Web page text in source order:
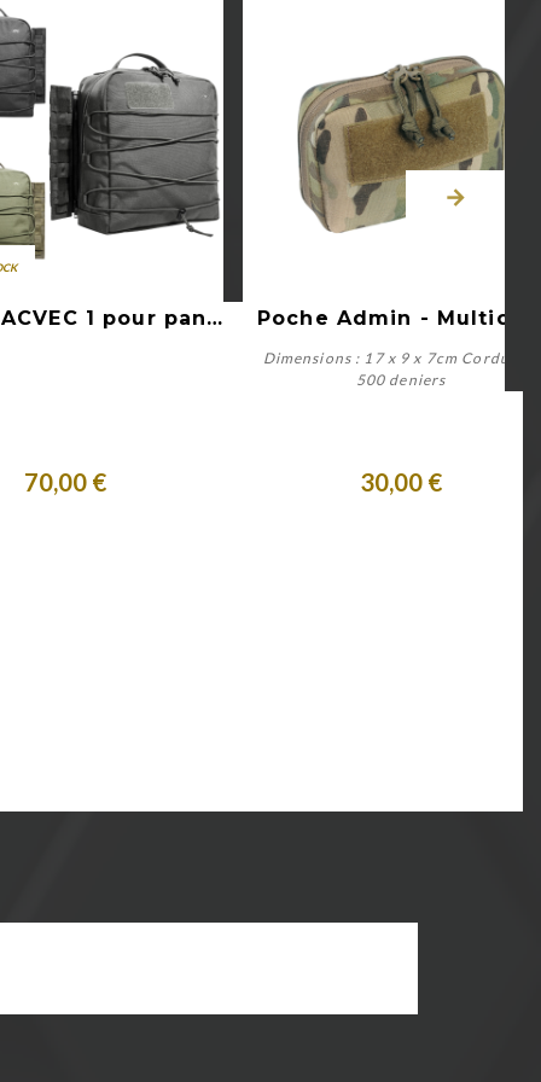
Aperçu rapide Poche TACVEC 1 pour panneau de véhicule
70,00 €
Aperçu rapide
Poche Admin -
Dimensions : 17 x 9 x 7cm Cordura®
500 deniers
30,00 €